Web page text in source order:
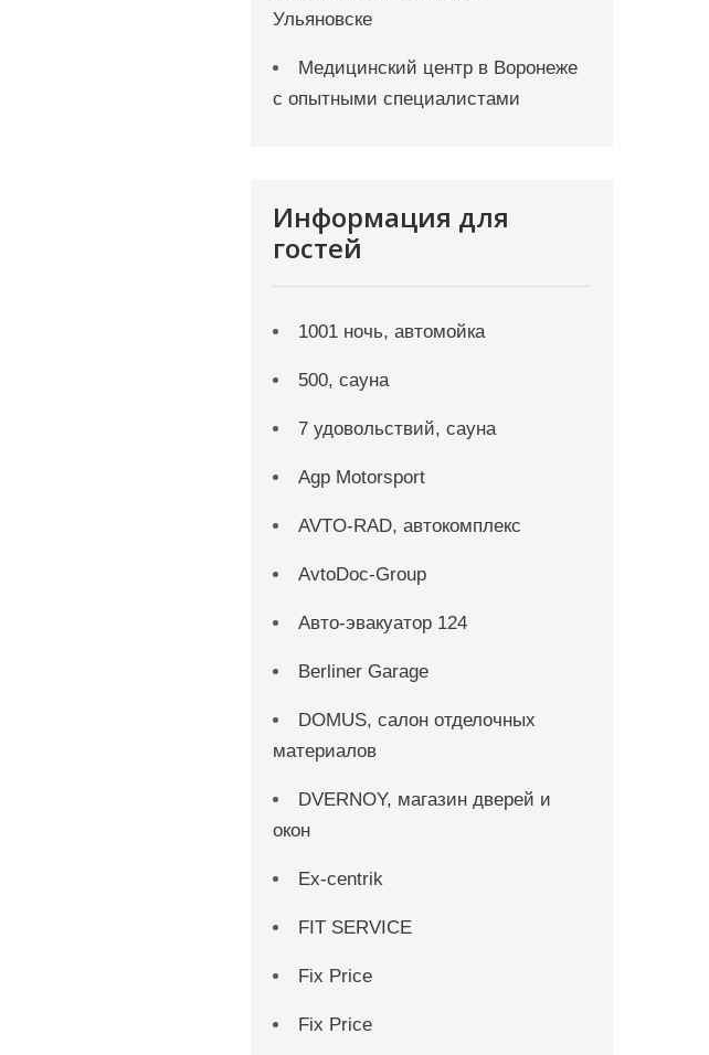
Ульяновске
Медицинский центр в Воронеже
с опытными специалистами
Информация для
гостей
1001 ночь, автомойка
500, сауна
7 удовольствий, сауна
Agp Motorsport
AVTO-RAD, автокомплекс
AvtoDoc-Group
Aвто-эвакуатор 124
Berliner Garage
DOMUS, салон отделочных
материалов
DVERNOY, магазин дверей и
окон
Ex-centrik
FIT SERVICE
Fix Price
Fix Price